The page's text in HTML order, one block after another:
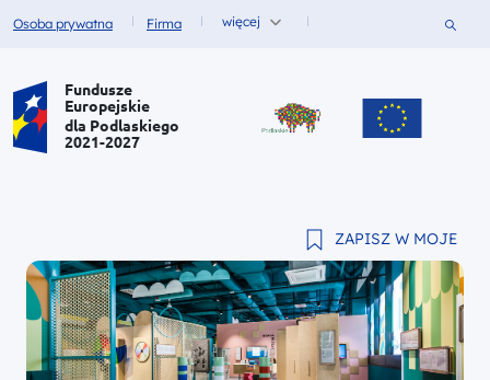
Fundusze dla
Osoba prywatna Fundusze dla
Firma więcej
Portal Funduszy Europejskich
Fundusze
Europejskie
dla Podlaskiego
2021-2027
ZAPISZ W MOJE